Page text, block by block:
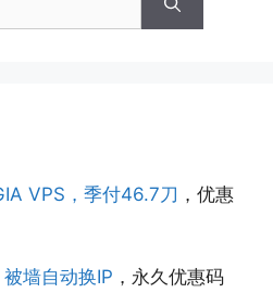
VPS，季付46.7刀 ，优惠
墙自动换IP ，永久优惠码